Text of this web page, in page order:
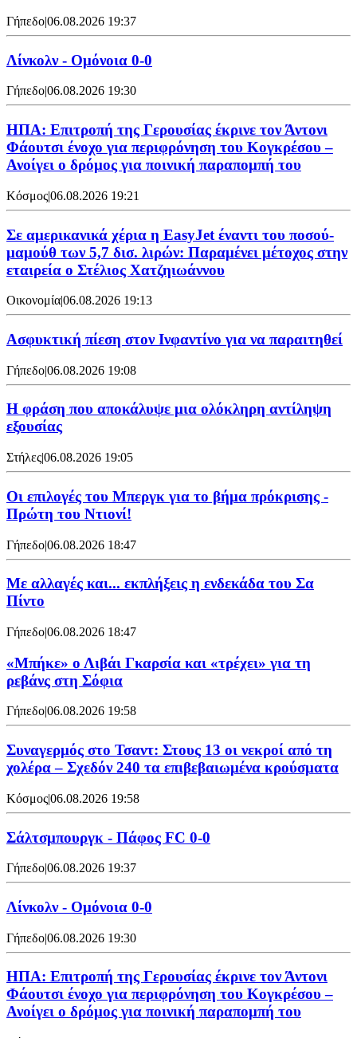
Γήπεδο|06.08.2026 19:37
Λίνκολν - Ομόνοια 0-0
Γήπεδο|06.08.2026 19:30
ΗΠΑ: Επιτροπή της Γερουσίας έκρινε τον Άντονι
Φάουτσι ένοχο για περιφρόνηση του Κογκρέσου –
Ανοίγει ο δρόμος για ποινική παραπομπή του
Κόσμος|06.08.2026 19:21
Σε αμερικανικά χέρια η EasyJet έναντι του ποσού-
μαμούθ των 5,7 δισ. λιρών: Παραμένει μέτοχος στην
εταιρεία ο Στέλιος Χατζηιωάννου
Οικονομία|06.08.2026 19:13
Ασφυκτική πίεση στον Ινφαντίνο για να παραιτηθεί
Γήπεδο|06.08.2026 19:08
Η φράση που αποκάλυψε μια ολόκληρη αντίληψη
εξουσίας
Στήλες|06.08.2026 19:05
Οι επιλογές του Μπεργκ για το βήμα πρόκρισης -
Πρώτη του Ντιονί!
Γήπεδο|06.08.2026 18:47
Με αλλαγές και... εκπλήξεις η ενδεκάδα του Σα
Πίντο
Γήπεδο|06.08.2026 18:47
«Μπήκε» ο Λιβάι Γκαρσία και «τρέχει» για τη
ρεβάνς στη Σόφια
Γήπεδο|06.08.2026 19:58
Συναγερμός στο Τσαντ: Στους 13 οι νεκροί από τη
χολέρα – Σχεδόν 240 τα επιβεβαιωμένα κρούσματα
Κόσμος|06.08.2026 19:58
Σάλτσμπουργκ - Πάφος FC 0-0
Γήπεδο|06.08.2026 19:37
Λίνκολν - Ομόνοια 0-0
Γήπεδο|06.08.2026 19:30
ΗΠΑ: Επιτροπή της Γερουσίας έκρινε τον Άντονι
Φάουτσι ένοχο για περιφρόνηση του Κογκρέσου –
Ανοίγει ο δρόμος για ποινική παραπομπή του